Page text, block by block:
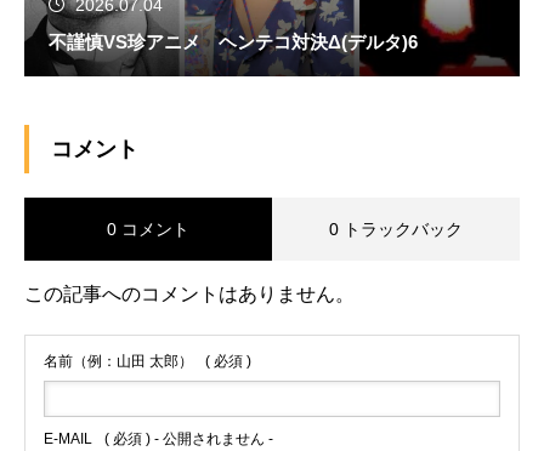
2026.07.04
不謹慎VS珍アニメ ヘンテコ対決Δ(デルタ)6
コメント
0 コメント 0 トラックバック
この記事へのコメントはありません。
名前（例：山田 太郎） ( 必須 )
E-MAIL ( 必須 ) - 公開されません -